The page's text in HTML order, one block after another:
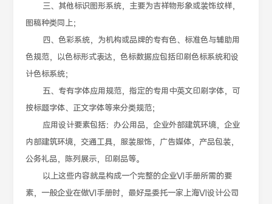
三、其他标识图形系统，主要为吉祥物形象或装饰纹样，
图稿种类同上；
四、色彩系统，为机构或品牌的专有色、标准色与辅助用
色规范，以色标形式表达，色标数据应包括印刷色标系统和设
计色标系统；
五、专有字体应用规范，指定的专用中英文印刷字体，可
按标题字体、正文字体等来分类规范；
应用设计要素包括：办公用品，企业外部建筑环境，企业
内部建筑环境，交通工具，服装服饰，广告媒体，产品包装，
公务礼品，陈列展示，印刷品等。
以上这些内容就是构成一个完整的企业VI手册所需的要
素，一般企业在做VI手册时，最好是委托一家上海VI设计公司